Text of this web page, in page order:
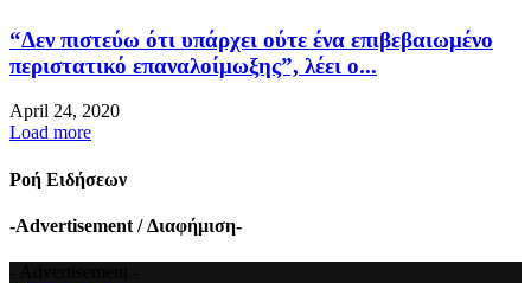
“Δεν πιστεύω ότι υπάρχει ούτε ένα επιβεβαιωμένο
περιστατικό επαναλοίμωξης”, λέει ο...
April 24, 2020
Load more
Ροή Ειδήσεων
-Advertisement / Διαφήμιση-